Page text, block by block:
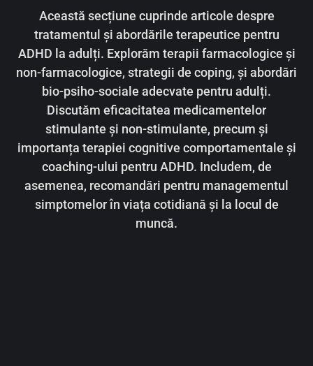
Această secțiune cuprinde articole despre
tratamentul și abordările terapeutice pentru
ADHD la adulți. Explorăm terapii farmacologice și
non-farmacologice, strategii de coping, și abordări
bio-psiho-sociale adecvate pentru adulți.
Discutăm eficacitatea medicamentelor
stimulante și non-stimulante, precum și
importanța terapiei cognitive comportamentale și
coaching-ului pentru ADHD. Includem, de
asemenea, recomandări pentru managementul
simptomelor în viața cotidiană și la locul de
muncă.